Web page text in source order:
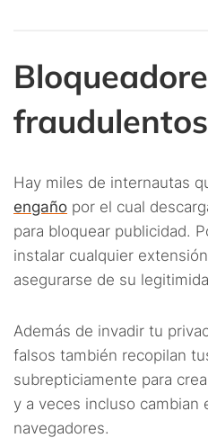
Hay miles de internautas
engaño por el cual
para bloquear publicidad.
instalar cualquier
asegurarse de su
Además de invadir tu
falsos también recopilan
subrepticiamente para
y a veces incluso
navegadores.